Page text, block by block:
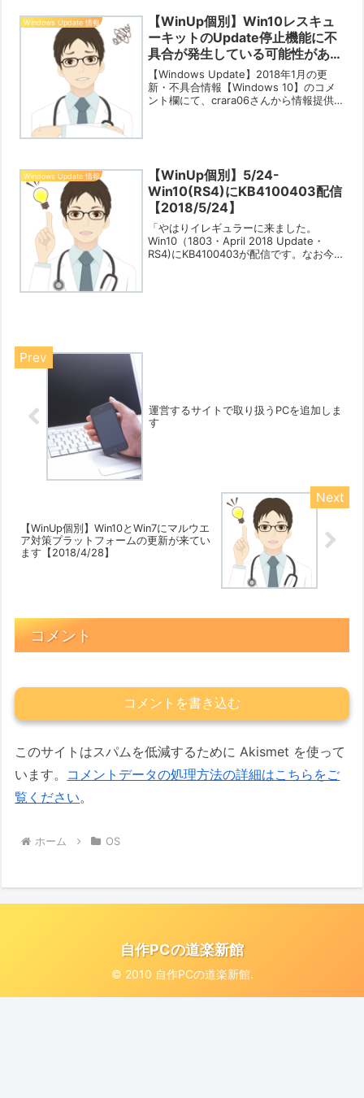
Windows Update 情報
【WinUp個別】Win10レスキュ
ーキットのUpdate停止機能に不
具合が発生している可能性があり
ます【2018/2/9】
【Windows Update】2018年1月の更
新・不具合情報【Windows 10】のコメ
ント欄にて、crara06さんから情報提供
Windows Update 情報
【WinUp個別】5/24-
Win10(RS4)にKB4100403配信
【2018/5/24】
「やはりイレギュラーに来ました。
Win10（1803・April 2018 Update・
RS4)にKB4100403が配信です。なお今
運営するサイトで取り扱うPCを追加しま
す
【WinUp個別】Win10とWin7にマルウエ
ア対策プラットフォームの更新が来てい
ます【2018/4/28】
コメント
コメントを書き込む
このサイトはスパムを低減するために Akismet を使って
います。 コメントデータの処理方法の詳細はこちらをご
覧ください。
ホーム OS
自作PCの道楽新館
© 2010 自作PCの道楽新館.